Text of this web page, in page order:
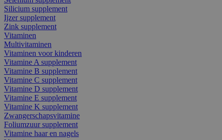
Silicium supplement
Ijzer supplement
Zink supplement
Vitaminen
Multivitaminen
Vitaminen voor kinderen
Vitamine A supplement
Vitamine B supplement
Vitamine C supplement
Vitamine D supplement
Vitamine E supplement
Vitamine K supplement
Zwangerschapsvitamine
Foliumzuur supplement
Vitamine haar en nagels